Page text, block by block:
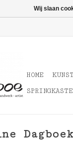
HOME KUNST
Dagboek
Wij slaan